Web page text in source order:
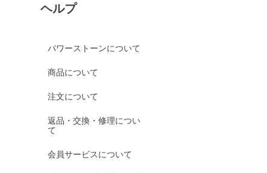
ヘルプ
パワーストーンについて
商品について
注文について
返品・交換・修理につい
て
会員サービスについて